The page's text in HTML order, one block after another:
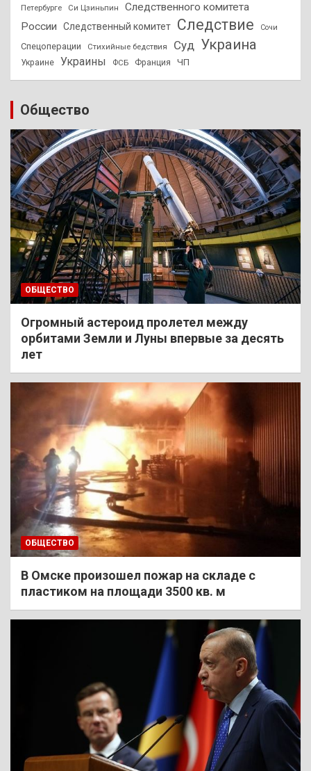
Петербурге
Си Цзиньпин
Следственного комитета
России
Следственный комитет Следствие Сочи
Спецоперации Стихийные бедствия Суд Украина
Украине Украины ФСБ Франция ЧП
Общество
ОБЩЕСТВО
Огромный астероид пролетел между
орбитами Земли и Луны впервые за десять
лет
ОБЩЕСТВО
В Омске произошел пожар на складе с
пластиком на площади 3500 кв. м